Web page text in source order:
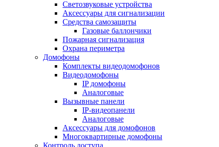
Светозвуковые устройства
Аксессуары для сигнализации
Средства самозащиты
Газовые баллончики
Пожарная сигнализация
Охрана периметра
Домофоны
Комплекты видеодомофонов
Видеодомофоны
IP домофоны
Аналоговые
Вызывные панели
IP-видеопанели
Аналоговые
Аксессуары для домофонов
Многоквартирные домофоны
Контроль доступа